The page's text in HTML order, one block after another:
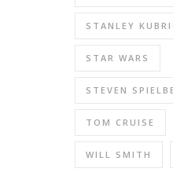
STANLEY
STAR WARS
STEVEN
TOM CRUISE
WILL SMITH